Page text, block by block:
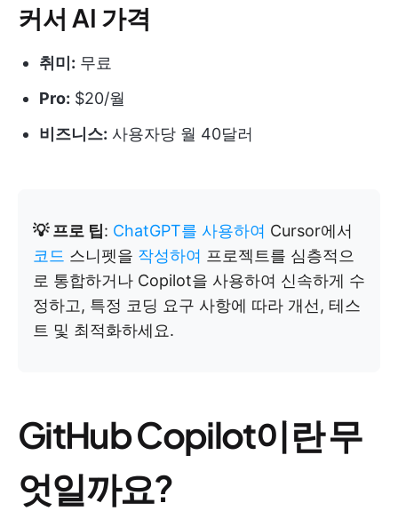
커서 AI 가격
취미: 무료
Pro: $20/월
비즈니스: 사용자당 월 40달러
💡 프로 팁: ChatGPT를 사용하여 Cursor에서
코드 스니펫을 작성하여 프로젝트를 심층적으
로 통합하거나 Copilot을 사용하여 신속하게 수
정하고, 특정 코딩 요구 사항에 따라 개선, 테스
트 및 최적화하세요.
GitHub Copilot이란 무
엇일까요?